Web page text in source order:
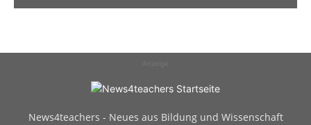
News4teachers - Neues aus Bildung und Wissenschaft